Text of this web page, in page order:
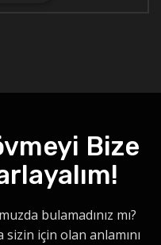
Bize
bulamadınız mı?
sizin için olan anlamını